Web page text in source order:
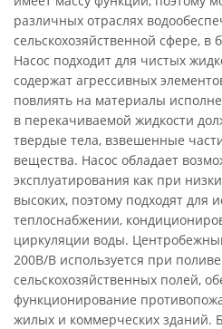
различных отраслях
сельскохозяйственной сфере,
Насос подходит для чистых
содержат агрессивных
повлиять на материалы
в перекачиваемой жидкости
твердые тела, взвешенные
вещества. Насос обладает
эксплуатирования как при
высоких, поэтому подходят для
теплоснабжении,
циркуляции воды.
200B/B используется при
сельскохозяйственных полей,
функционирование
жилых и коммерческих зданий.